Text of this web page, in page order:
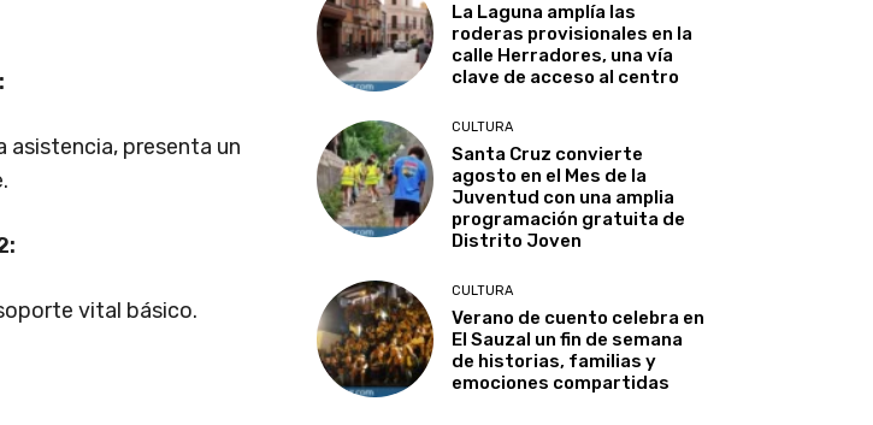
asistencia, presenta un
vital básico.
La Laguna amplía las
roderas provisionales en la
calle Herradores, una vía
clave de acceso al centro
CULTURA
Santa Cruz convierte
agosto en el Mes de la
Juventud con una amplia
programación gratuita de
Distrito Joven
CULTURA
Verano de cuento celebra en
El Sauzal un fin de semana
de historias, familias y
emociones compartidas